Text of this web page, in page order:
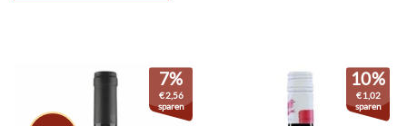
7%
€2,56
sparen
10%
€1,02
sparen